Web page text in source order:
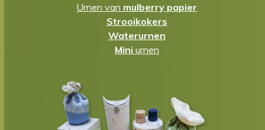
Urnen van mulberry papier
Strooikokers
Waterurnen
Mini urnen